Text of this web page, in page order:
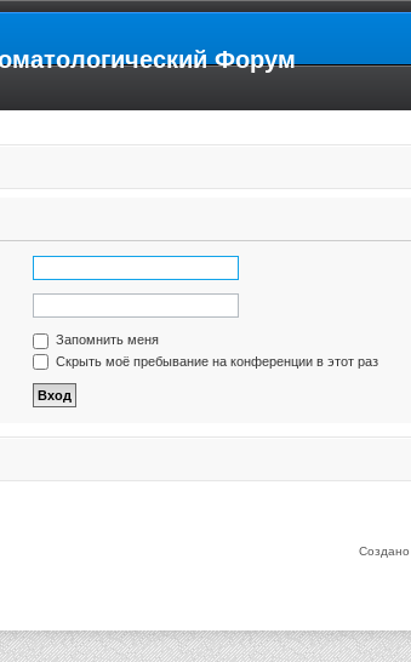
Форум
Запомнить меня
Скрыть моё пребывание на конференции в этот раз
Создано